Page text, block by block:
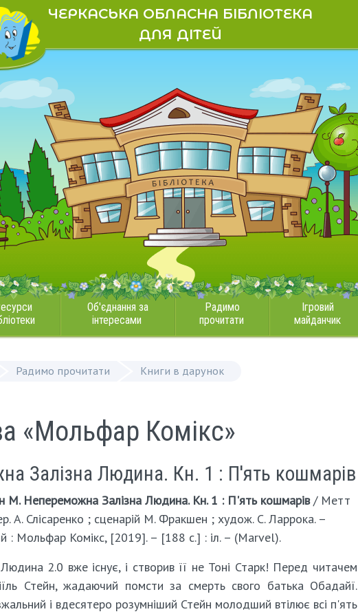
ЧЕРКАСЬКА ОБЛАСНА БІБЛІОТЕКА
ДЛЯ ДІТЕЙ
Об'єднання за
інтересами
Радимо
прочитати
Ігровий
майданчик
Радимо прочитати Книги в дарунок
«Мольфар Комікс»
Залізна Людина. Кн. 1 : П'ять кошмарів
М. Непереможна Залізна Людина. Кн. 1 : П'ять кошмарів/ Метт
А. Слісаренко ; сценарій М. Фракшен ; худож. С. Ларрока. –
: Мольфар Комікс, [2019]. – [188 с.] : іл. – (Marvel).
Людина 2.0 вже існує, і створив її не Тоні Старк! Перед читачем
Стейн, жадаючий помсти за смерть свого батька Обадайї.
і вдесятеро розумніший Стейн молодший втілює всі п'ять